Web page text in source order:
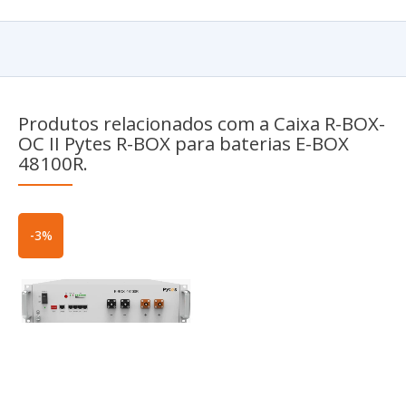
Produtos relacionados com a Caixa R-BOX-
OC II Pytes R-BOX para baterias E-BOX
48100R.
-3%
882,82€.857,89€.